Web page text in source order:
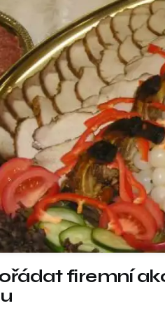
firemní